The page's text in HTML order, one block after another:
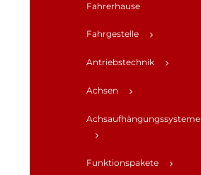
Fahrerhause
Fahrgestelle
Antriebstechnik
Achsen
Achsaufhängungssysteme
Funktionspakete